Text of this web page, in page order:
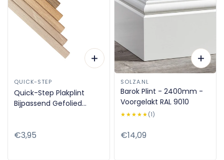
QUICK-STEP
Quick-Step Plakplint
Bijpassend Gefolied
Normale
€3,95
SOLZA.NL
Barok Plint - 2400mm -
Voorgelakt RAL 9010
★★★★★
★★★★★(1)
Normale
€14,09